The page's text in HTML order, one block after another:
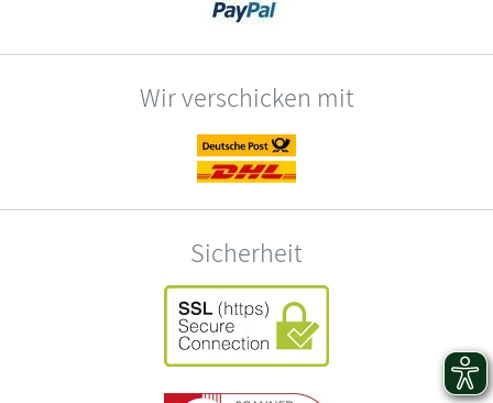
Wir verschicken mit
Sicherheit